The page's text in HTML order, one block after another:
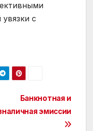
с
Банкнотная и
эмиссии